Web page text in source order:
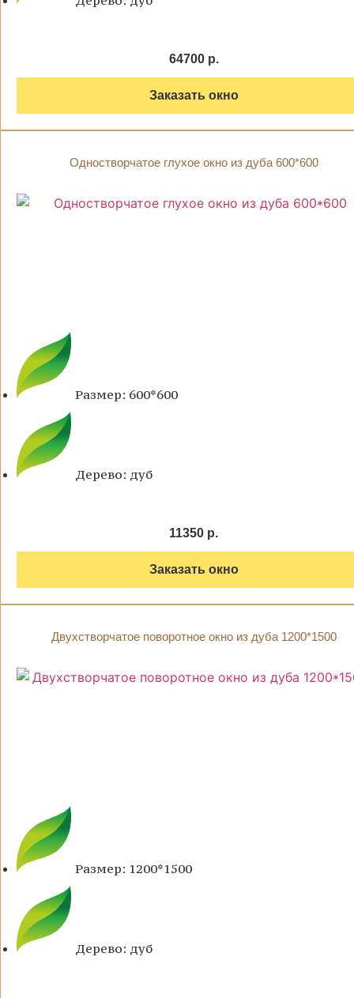
64700 р.
Заказать окно
Одностворчатое глухое окно из дуба 600*600
Размер: 600*600
Дерево: дуб
11350 р.
Заказать окно
Двухстворчатое поворотное окно из дуба 1200*1500
Размер: 1200*1500
Дерево: дуб